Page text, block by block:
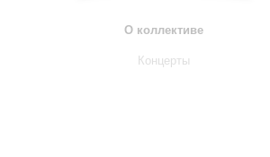
О коллективе
Концерты